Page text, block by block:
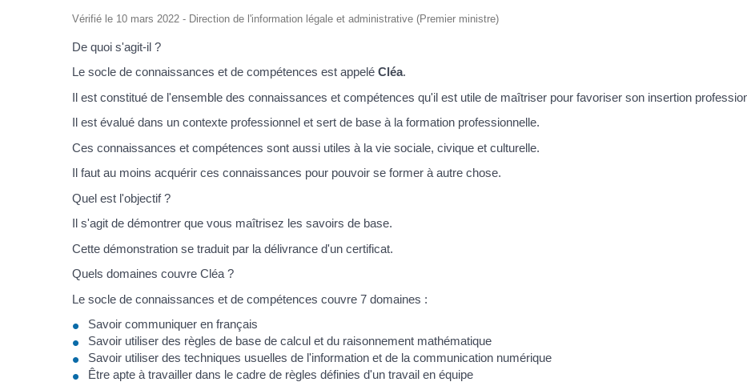
Vérifié le 10 mars 2022 - Direction de l'information légale et administrative (Premier ministre)
De quoi s'agit-il ?
Le socle de connaissances et de compétences est appelé Cléa.
Il est constitué de l'ensemble des connaissances et compétences qu'il est utile de maîtriser pour favoriser son insertion
Il est évalué dans un contexte professionnel et sert de base à la formation professionnelle.
Ces connaissances et compétences sont aussi utiles à la vie sociale, civique et culturelle.
Il faut au moins acquérir ces connaissances pour pouvoir se former à autre chose.
Quel est l'objectif ?
Il s'agit de démontrer que vous maîtrisez les savoirs de base.
Cette démonstration se traduit par la délivrance d'un certificat.
Quels domaines couvre Cléa ?
Le socle de connaissances et de compétences couvre 7 domaines :
Savoir communiquer en français
Savoir utiliser des règles de base de calcul et du raisonnement mathématique
Savoir utiliser des techniques usuelles de l'information et de la communication numérique
Être apte à travailler dans le cadre de règles définies d'un travail en équipe